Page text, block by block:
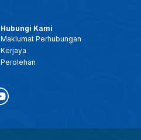
Hubungi Kami
Maklumat Perhubungan
Kerjaya
Perolehan